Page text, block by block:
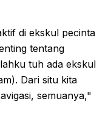
di ekskul pecinta
tentang
tuh ada ekskul
Dari situ kita
semuanya,"